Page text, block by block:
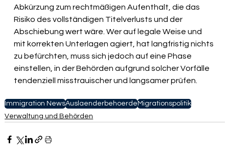
Abkürzung zum rechtmäßigen Aufenthalt, die das
Risiko des vollständigen Titelverlusts und der
Abschiebung wert wäre. Wer auf legale Weise und
mit korrekten Unterlagen agiert, hat langfristig nichts
zu befürchten, muss sich jedoch auf eine Phase
einstellen, in der Behörden aufgrund solcher Vorfälle
tendenziell misstrauischer und langsamer prüfen.
Immigration NewsAuslaenderbehoerde Migrationspolitik
Verwaltung und Behörden